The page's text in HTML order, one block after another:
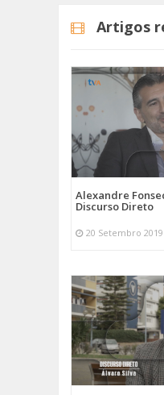
Categorias
Artigos
Alexandre
Discurso Direto
20 Setembro 2019